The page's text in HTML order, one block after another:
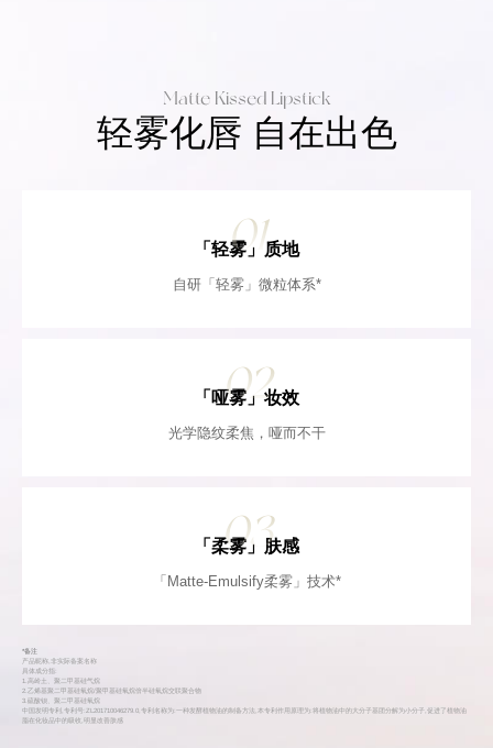
Matte Kissed Lipstick
轻雾化唇 自在出色
01
「轻雾」质地
自研「轻雾」微粒体系*
02
「哑雾」妆效
光学隐纹柔焦，哑而不干
03
「柔雾」肤感
「Matte-Emulsify柔雾」技术*
*备注
产品昵称,非实际备案名称
具体成分指:
1.高岭土、聚二甲基硅气烷
2.乙烯基聚二甲基硅氧烷/聚甲基硅氧烷倍半硅氧烷交联聚合物
3.硫酸钡、聚二甲基硅氧烷
中国发明专利,专利号:ZL201710046279.0,专利名称为:一种发酵植物油的制备方法,本专利作用原理为:将植物油中的大分子基团分解为小分子,促进了植物油
脂在化妆品中的吸收,明显改善肤感